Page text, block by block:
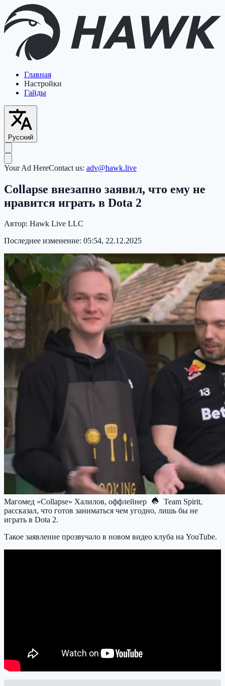
Главная
Настройки
Гайды
Русский
Your Ad HereContact us: adv@hawk.live
Collapse внезапно заявил, что ему не
нравится играть в Dota 2
Автор: Hawk Live LLC
Последнее изменение: 05:54, 22.12.2025
Магомед «Collapse» Халилов, оффлейнер Team Spirit,
рассказал, что готов заниматься чем угодно, лишь бы не
играть в Dota 2.
Такое заявление прозвучало в новом видео клуба на YouTube.